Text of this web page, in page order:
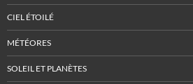
CIEL ÉTOILÉ
MÉTÉORES
SOLEIL ET PLANÈTES